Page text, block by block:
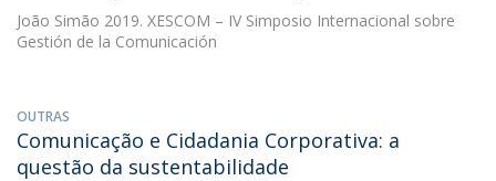
João Simão 2019. XESCOM – IV Simposio Internacional sobre
Gestión de la Comunicación
OUTRAS
Comunicação e Cidadania Corporativa: a
questão da sustentabilidade